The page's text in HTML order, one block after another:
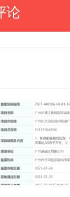
司等。
中国
业共有
其中，
桂园
论